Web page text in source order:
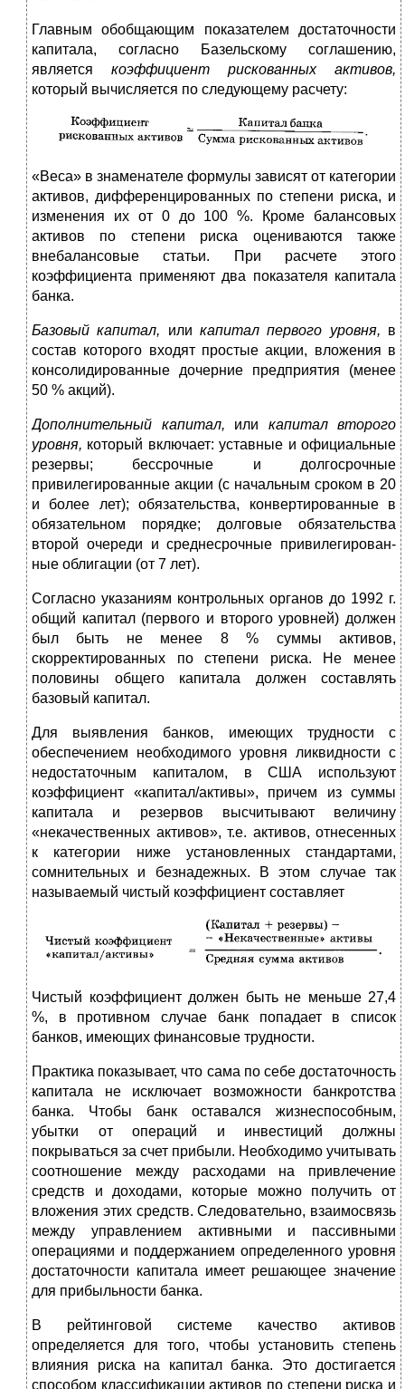
Главным обобщающим показателем достаточности
ка­питала, согласно Базельскому соглашению,
является коэф­фициент рискованных активов,
который вычисляется по следующему расчету:
«Веса» в знаменателе формулы зависят от категории
ак­тивов, дифференцированных по степени риска, и
изменения их от 0 до 100 %. Кроме балансовых
активов по степени риска оцениваются также
внебалансовые статьи. При рас­чете этого
коэффициента применяют два показателя капи­тала
банка.
Базовый капитал, иликапитал первого уровня, в
состав которого входят простые акции, вложения в
консоли­дированные дочерние предприятия (менее
50 % акций).
Дополнительный капитал, или капитал второго
уров­ня, который включает: уставные и официальные
резервы; бессрочные и долгосрочные
привилегированные акции (с начальным сроком в 20
и более лет); обязательства, кон­вертированные в
обязательном порядке; долговые обяза­тельства
второй очереди и среднесрочные привилегирован­
ные облигации (от 7 лет).
Согласно указаниям контрольных органов до 1992 г.
общий капитал (первого и второго уровней) должен
был быть не менее 8 % суммы активов,
скорректированных по степени риска. Не менее
половины общего капитала дол­жен составлять
базовый капитал.
Для выявления банков, имеющих трудности с
обеспече­нием необходимого уровня ликвидности с
недостаточным капиталом, в США используют
коэффициент «капитал/ак­тивы», причем из суммы
капитала и резервов высчитыва­ют величину
«некачественных активов», т.е. активов, от­несенных
к категории ниже установленных стандартами,
сомнительных и безнадежных. В этом случае так
называе­мый чистый коэффициент составляет
Чистый коэффициент должен быть не меньше 27,4
%, в противном случае банк попадает в список
банков, имею­щих финансовые трудности.
Практика показывает, что сама по себе достаточность
капитала не исключает возможности банкротства
банка. Чтобы банк оставался жизнеспособным,
убытки от опера­ций и инвестиций должны
покрываться за счет прибыли. Необходимо учитывать
соотношение между расходами на привлечение
средств и доходами, которые можно получить от
вложения этих средств. Следовательно, взаимосвязь
меж­ду управлением активными и пассивными
операциями и поддержанием определенного уровня
достаточности капи­тала имеет решающее значение
для прибыльности банка.
В рейтинговой системе качество активов
определяется для того, чтобы установить степень
влияния риска на капитал банка. Это достигается
способом классификации активов по степени риска и